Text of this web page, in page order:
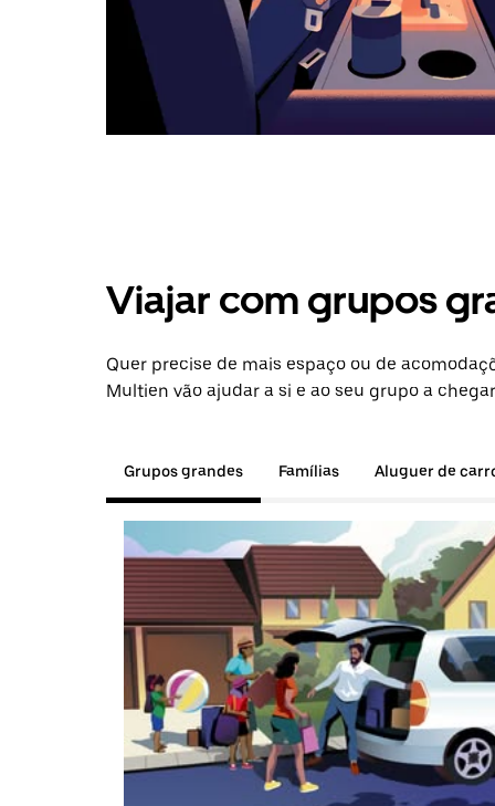
Viajar com grupos
Quer precise de mais espaço ou de
Multien vão ajudar a si e ao seu grupo a
Grupos grandes Famílias Aluguer de